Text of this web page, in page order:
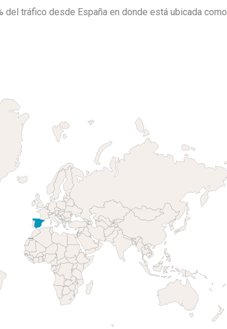
del tráfico desde España en donde está ubicada como